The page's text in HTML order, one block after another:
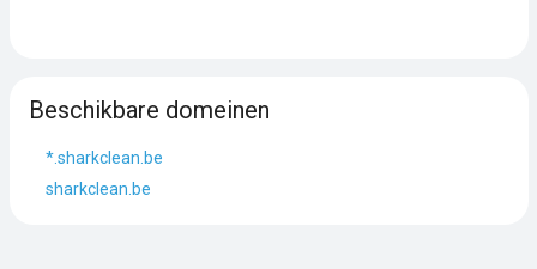
Beschikbare domeinen
*.sharkclean.be
sharkclean.be